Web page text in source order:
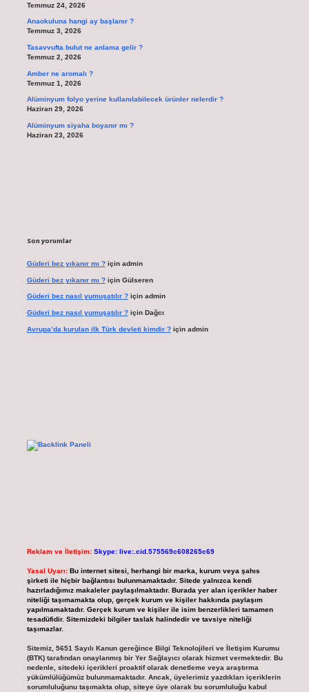
Temmuz 24, 2026
Anaokuluna hangi ay başlanır ?
Temmuz 3, 2026
Tasavvufta bulut ne anlama gelir ?
Temmuz 2, 2026
Amber ne aromalı ?
Temmuz 1, 2026
Alüminyum folyo yerine kullanılabilecek ürünler nelerdir ?
Haziran 29, 2026
Alüminyum siyaha boyanır mı ?
Haziran 23, 2026
Son yorumlar
Güderi bez yıkanır mı ?için admin
Güderi bez yıkanır mı ?için Gülseren
Güderi bez nasıl yumuşatılır ?için admin
Güderi bez nasıl yumuşatılır ?için Dağcı
Avrupa’da kurulan ilk Türk devleti kimdir ?için admin
Reklam ve İletişim: Skype: live:.cid.575569c608265c69
Yasal Uyarı: Bu internet sitesi, herhangi bir marka, kurum veya şahıs
şirketi ile hiçbir bağlantısı bulunmamaktadır. Sitede yalnızca kendi
hazırladığımız makaleler paylaşılmaktadır. Burada yer alan içerikler haber
niteliği taşımamakta olup, gerçek kurum ve kişiler hakkında paylaşım
yapılmamaktadır. Gerçek kurum ve kişiler ile isim benzerlikleri tamamen
tesadüfidir. Sitemizdeki bilgiler taslak halindedir ve tavsiye niteliği
taşımazlar.
Sitemiz, 5651 Sayılı Kanun gereğince Bilgi Teknolojileri ve İletişim Kurumu
(BTK) tarafından onaylanmış bir Yer Sağlayıcı olarak hizmet vermektedir. Bu
nedenle, sitedeki içerikleri proaktif olarak denetleme veya araştırma
yükümlülüğümüz bulunmamaktadır. Ancak, üyelerimiz yazdıkları içeriklerin
sorumluluğunu taşımakta olup, siteye üye olarak bu sorumluluğu kabul